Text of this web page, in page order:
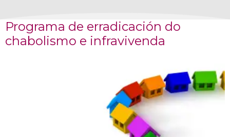
Programa de erradicación do
chabolismo e infravivenda